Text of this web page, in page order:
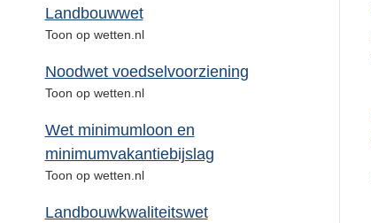
Landbouwwet
Toon op wetten.nl
Noodwet voedselvoorziening
Toon op wetten.nl
Wet minimumloon en
minimumvakantiebijslag
Toon op wetten.nl
Landbouwkwaliteitswet